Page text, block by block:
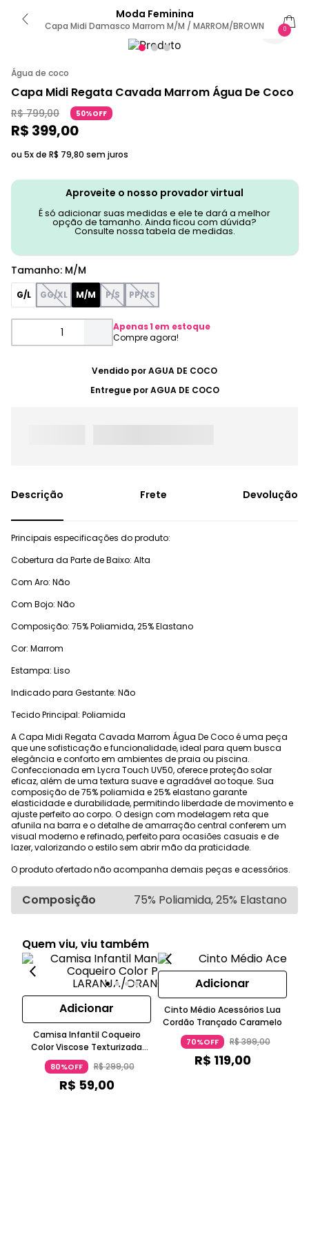
Moda Feminina
Capa Midi Damasco Marrom M/M / MARROM/BROWN 0
Água de coco
Capa Midi Regata Cavada Marrom Água De Coco
R$ 799,00 50%OFF
R$ 399,00
ou 5x de R$ 79,80 sem juros
Aproveite o nosso provador virtual
É só adicionar suas medidas e ele te dará a melhor
opção de tamanho. Ainda ficou com dúvida?
Consulte nossa tabela de medidas.
Tamanho: M/M
G/L GG/XL M/M P/S PP/XS
Apenas1 em estoque
Vendido porAGUA DE COCO
Entregue porAGUA DE COCO
Frete Devolução
Principais especificações do produto:
Cobertura da Parte de Baixo: Alta
Com Aro: Não
Com Bojo: Não
Composição: 75% Poliamida, 25% Elastano
Cor: Marrom
Estampa: Liso
Indicado para Gestante: Não
Tecido Principal: Poliamida
A Capa Midi Regata Cavada Marrom Água De Coco é uma peça
que une sofisticação e funcionalidade, ideal para quem busca
elegância e conforto em ambientes de praia ou piscina.
Confeccionada em Lycra Touch UV50, oferece proteção solar
eficaz, além de uma textura suave e agradável ao toque. Sua
composição de 75% poliamida e 25% elastano garante
elasticidade e durabilidade, permitindo liberdade de movimento e
ajuste perfeito ao corpo. O design com modelagem reta que
afunila na barra e o detalhe de amarração central conferem um
visual moderno e refinado, perfeito para ocasiões casuais e de
lazer, valorizando o estilo sem abrir mão da praticidade.
O produto ofertado não acompanha demais peças e acessórios.
Composição 75% Poliamida, 25% Elastano
Quem viu, viu também
Adicionar
Camisa Infantil Coqueiro
Color Viscose Texturizada
Manga Curta Laranja
80%OFF R$299,00
R$ 59,00
Adicionar
Cinto Médio Acessórios Lua
Cordão Trançado Caramelo
70%OFF R$399,00
R$ 119,00